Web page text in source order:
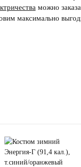
можно
максимально